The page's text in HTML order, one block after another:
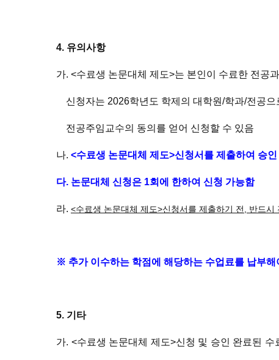
4. 유의사항
가. <수료생 논문대체 제도>는 본인이 수료한 전공
신청자는 2026학년도 학제의 대학원/학과/전공으
전공주임교수의 동의를 얻어 신청할 수 있음
나. <수료생 논문대체 제도>신청서를 제출하여 승
다. 논문대체 신청은 1회에 한하여 신청 가능함
라. <수료생 논문대체 제도>신청서를 제출하기 전, 반드
※ 추가 이수하는 학점에 해당하는 수업료를 납부
5. 기타
가. <수료생 논문대체 제도>신청 및 승인 완료된